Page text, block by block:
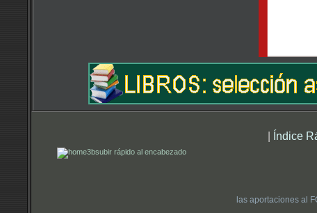
| Índice
subir rápido al encabezado
las aportaciones al